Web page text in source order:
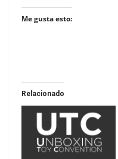
Me gusta esto:
Relacionado